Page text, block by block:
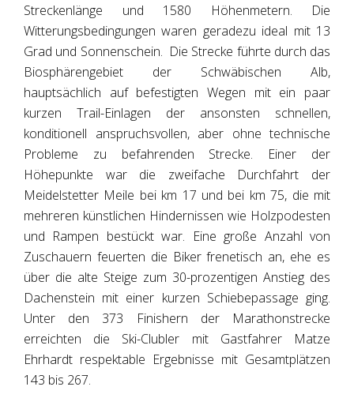
Streckenlänge und 1580 Höhenmetern. Die
Witterungsbedingungen waren geradezu ideal mit 13
Grad und Sonnenschein. Die Strecke führte durch das
Biosphärengebiet der Schwäbischen Alb,
hauptsächlich auf befestigten Wegen mit ein paar
kurzen Trail-Einlagen der ansonsten schnellen,
konditionell anspruchsvollen, aber ohne technische
Probleme zu befahrenden Strecke. Einer der
Höhepunkte war die zweifache Durchfahrt der
Meidelstetter Meile bei km 17 und bei km 75, die mit
mehreren künstlichen Hindernissen wie Holzpodesten
und Rampen bestückt war. Eine große Anzahl von
Zuschauern feuerten die Biker frenetisch an, ehe es
über die alte Steige zum 30-prozentigen Anstieg des
Dachenstein mit einer kurzen Schiebepassage ging.
Unter den 373 Finishern der Marathonstrecke
erreichten die Ski-Clubler mit Gastfahrer Matze
Ehrhardt respektable Ergebnisse mit Gesamtplätzen
143 bis 267.